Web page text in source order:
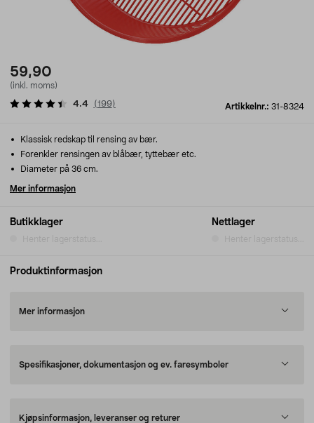
59,90
(inkl. moms)
Artikkelnr.: 31-8324
4.4 (199)
Butikklager
Henter lagerstatus...
Nettlager
Henter lagerstatus...
Klassisk redskap til rensing av bær.
Forenkler rensingen av blåbær, tyttebær etc.
Diameter på 36 cm.
Mer informasjon
Produktinformasjon
Mer informasjon
Spesifikasjoner, dokumentasjon og ev. faresymboler
Kjøpsinformasjon, leveranser og returer